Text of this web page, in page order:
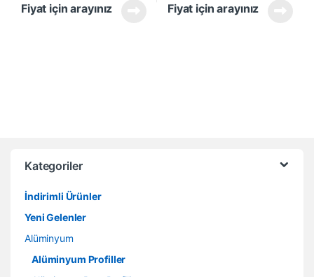
Fiyat için arayınız Fiyat için arayınız
Kategoriler
İndirimli Ürünler
Yeni Gelenler
Alüminyum
Alüminyum Profiller